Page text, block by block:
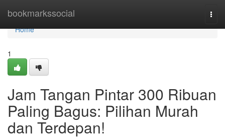
bookmarkssocial
Home
Home
1
Jam Tangan Pintar 300 Ribuan
Paling Bagus: Pilihan Murah
dan Terdepan!